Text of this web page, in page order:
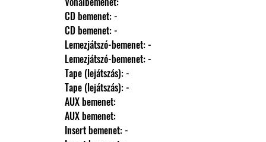
                CD bemenet: -
                CD bemenet: -
                Lemezjátszó-bemenet: -
                Lemezjátszó-bemenet: -
                Tape (lejátszás): -
                Tape (lejátszás): -
                AUX bemenet:
                AUX bemenet:
                Insert bemenet: -